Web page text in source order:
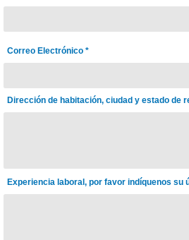
Correo Electrónico *
Dirección de habitación, ciudad y estado de
Experiencia laboral, por favor indíquenos su